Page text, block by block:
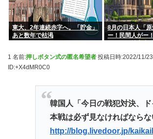
東大、2年連続赤字へ。「貯金」
あと数年で枯渇
8月の日本人「
ー！民間人がー
www
1 名前:押しボタン式の匿名希望者 投稿日時:2022/11/
ID:+X4dMR0C0
韓国人「今日の戦犯対決、ド
本戦は必ず見なければならな
http://blog.livedoor.jp/